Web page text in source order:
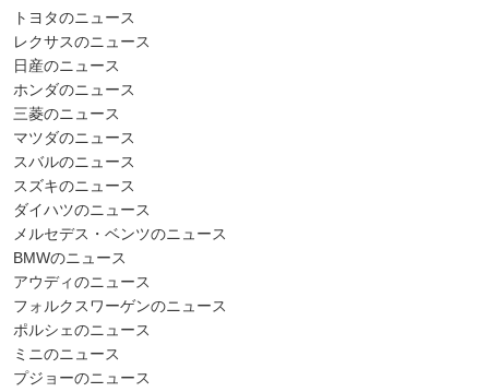
トヨタのニュース
レクサスのニュース
日産のニュース
ホンダのニュース
三菱のニュース
マツダのニュース
スバルのニュース
スズキのニュース
ダイハツのニュース
メルセデス・ベンツのニュース
BMWのニュース
アウディのニュース
フォルクスワーゲンのニュース
ポルシェのニュース
ミニのニュース
プジョーのニュース